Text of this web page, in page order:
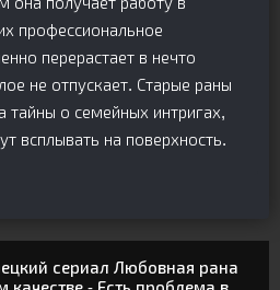
профессиональное
перерастает в нечто
не отпускает. Старые раны
тайны о семейных интригах,
всплывать на поверхность.
сериал Любовная рана